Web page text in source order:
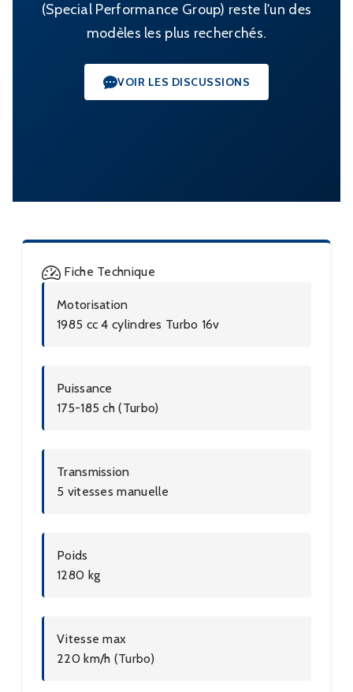
(Special Performance Group) reste l'un des
modèles les plus recherchés.
VOIR LES DISCUSSIONS
Fiche Technique
Motorisation
1985 cc 4 cylindres Turbo 16v
Puissance
175-185 ch (Turbo)
Transmission
5 vitesses manuelle
Poids
1280 kg
Vitesse max
220 km/h (Turbo)